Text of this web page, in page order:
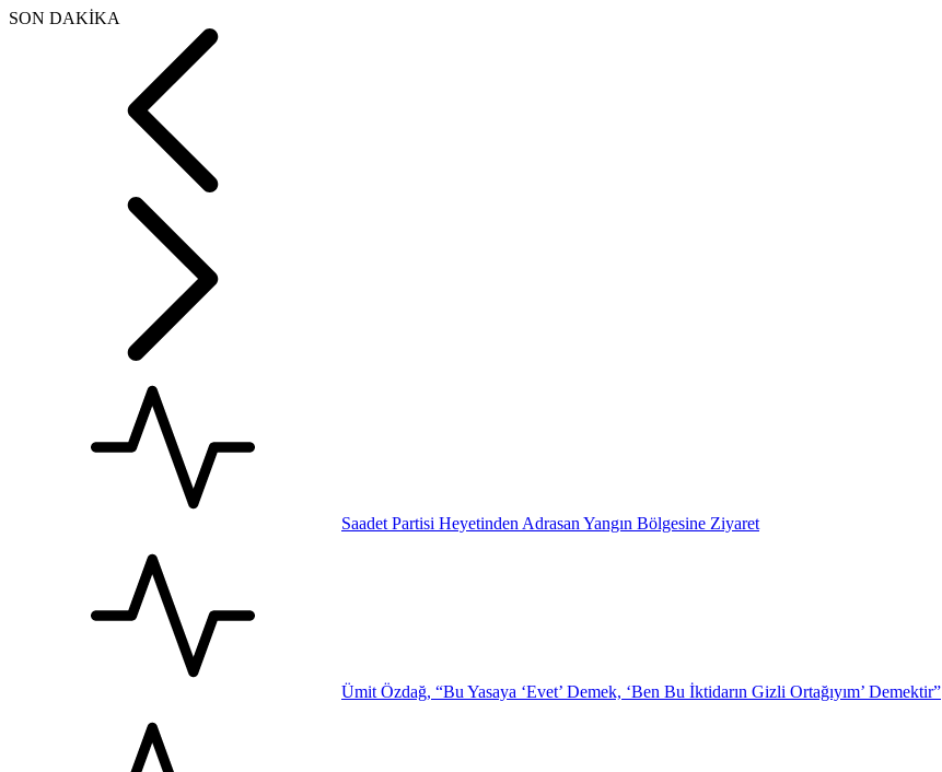
SON DAKİKA
Saadet Partisi Heyetinden Adrasan Yangın Bölgesine Ziyaret
Ümit Özdağ, “Bu Yasaya ‘Evet’ Demek, ‘Ben Bu İktidarın Gizli Ortağıyım’ Demektir”